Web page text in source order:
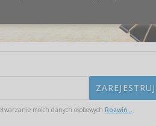
moich danych osobowych Rozwiń...